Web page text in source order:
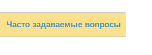
Часто задаваемые вопросы